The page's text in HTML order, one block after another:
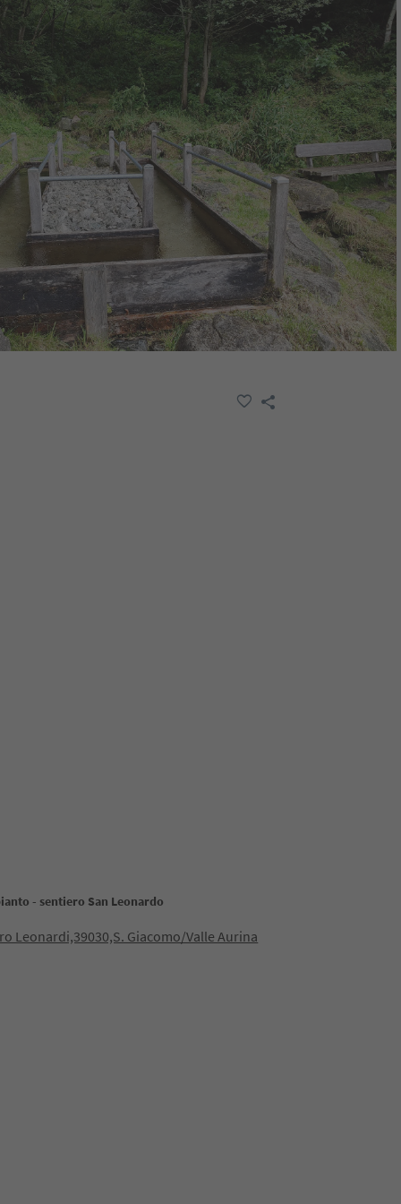
- sentiero San Leonardo
Leonardi,39030,S. Giacomo/Valle Aurina